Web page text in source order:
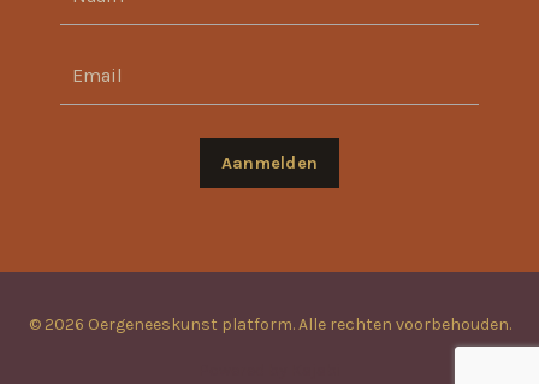
Aanmelden
© 2026 Oergeneeskunst platform. Alle rechten voorbehouden.